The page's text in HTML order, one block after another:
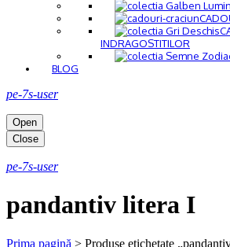
INDRAGOSTITILOR
BLOG
pe-7s-user
Open
Close
pe-7s-user
pandantiv litera I
Prima pagină > Produse etichetate